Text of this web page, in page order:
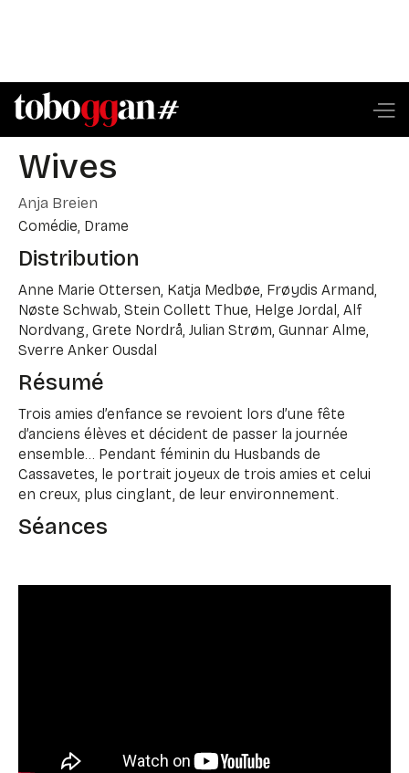
Wives
Anja Breien
Comédie, Drame
Distribution
Anne Marie Ottersen, Katja Medbøe, Frøydis Armand,
Nøste Schwab, Stein Collett Thue, Helge Jordal, Alf
Nordvang, Grete Nordrå, Julian Strøm, Gunnar Alme,
Sverre Anker Ousdal
Résumé
Trois amies d’enfance se revoient lors d’une fête
d’anciens élèves et décident de passer la journée
ensemble… Pendant féminin du Husbands de
Cassavetes, le portrait joyeux de trois amies et celui
en creux, plus cinglant, de leur environnement.
Séances